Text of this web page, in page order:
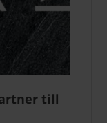
till